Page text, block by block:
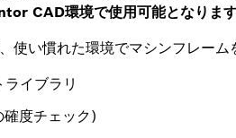
CAD環境で使用可能となります
使い慣れた環境でマシンフレーム
イブラリ
度チェック)